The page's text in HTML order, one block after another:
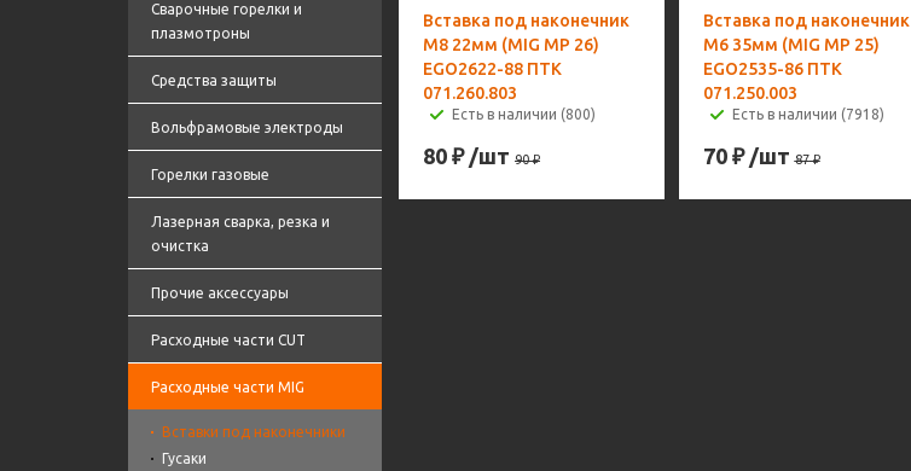
Сварочные горелки и
плазмотроны
Средства защиты
Вольфрамовые электроды
Горелки газовые
Лазерная сварка, резка и
очистка
Прочие аксессуары
Расходные части CUT
Расходные части MIG
Вставки под наконечники
Гусаки
Вставка под наконечник
M8 22мм (MIG MP 26)
EGO2622-88 ПТК
071.260.803
Есть в наличии (800)
80 ₽ /шт 90₽
Вставка под наконечник
M6 35мм (MIG MP 25)
EGO2535-86 ПТК
071.250.003
Есть в наличии (7918)
70₽ /шт 87₽